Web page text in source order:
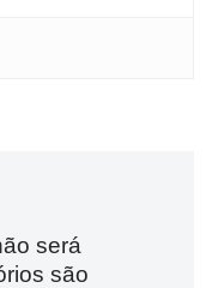
será
são